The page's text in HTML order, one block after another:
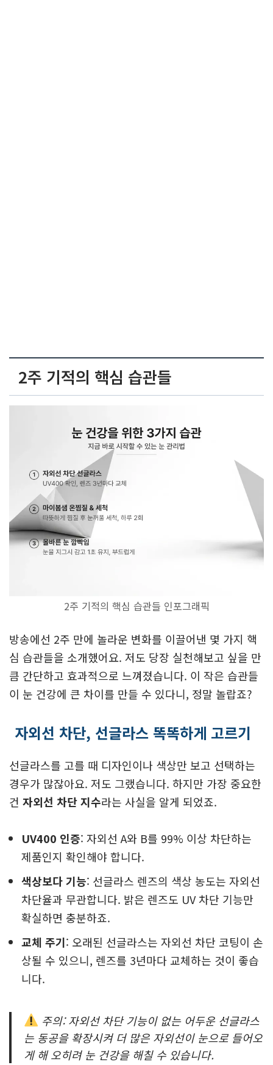
2주 기적의 핵심 습관들
2주 기적의 핵심 습관들 인포그래픽
방송에선 2주 만에 놀라운 변화를 이끌어낸 몇 가지 핵
심 습관들을 소개했어요. 저도 당장 실천해보고 싶을 만
큼 간단하고 효과적으로 느껴졌습니다. 이 작은 습관들
이 눈 건강에 큰 차이를 만들 수 있다니, 정말 놀랍죠?
자외선 차단, 선글라스 똑똑하게 고르기
선글라스를 고를 때 디자인이나 색상만 보고 선택하는
경우가 많잖아요. 저도 그랬습니다. 하지만 가장 중요한
건 자외선 차단 지수라는 사실을 알게 되었죠.
UV400 인증: 자외선 A와 B를 99% 이상 차단하는
제품인지 확인해야 합니다.
색상보다 기능: 선글라스 렌즈의 색상 농도는 자외선
차단율과 무관합니다. 밝은 렌즈도 UV 차단 기능만
확실하면 충분하죠.
교체 주기: 오래된 선글라스는 자외선 차단 코팅이 손
상될 수 있으니, 렌즈를 3년마다 교체하는 것이 좋습
니다.
주의: 자외선 차단 기능이 없는 어두운 선글라스
는 동공을 확장시켜 더 많은 자외선이 눈으로 들어오
게 해 오히려 눈 건강을 해칠 수 있습니다.